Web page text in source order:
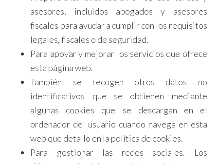
asesores, incluidos abogados y asesores
fiscales para ayudar a cumplir con los requisitos
legales, fiscales o de seguridad.
Para apoyar y mejorar los servicios que ofrece
esta página web.
También se recogen otros datos no
identificativos que se obtienen mediante
algunas cookies que se descargan en el
ordenador del usuario cuando navega en esta
web que detallo en la política de cookies.
Para gestionar las redes sociales. Los